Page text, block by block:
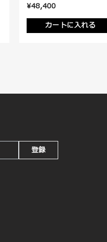
¥48,400
カートに入れる
登録